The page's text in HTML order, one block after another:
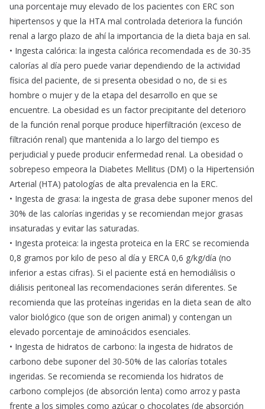
una porcentaje muy elevado de los pacientes con ERC son
hipertensos y que la HTA mal controlada deteriora la función
renal a largo plazo de ahí la importancia de la dieta baja en sal.
• Ingesta calórica: la ingesta calórica recomendada es de 30-35
calorías al día pero puede variar dependiendo de la actividad
física del paciente, de si presenta obesidad o no, de si es
hombre o mujer y de la etapa del desarrollo en que se
encuentre. La obesidad es un factor precipitante del deterioro
de la función renal porque produce hiperfiltración (exceso de
filtración renal) que mantenida a lo largo del tiempo es
perjudicial y puede producir enfermedad renal. La obesidad o
sobrepeso empeora la Diabetes Mellitus (DM) o la Hipertensión
Arterial (HTA) patologías de alta prevalencia en la ERC.
• Ingesta de grasa: la ingesta de grasa debe suponer menos del
30% de las calorías ingeridas y se recomiendan mejor grasas
insaturadas y evitar las saturadas.
• Ingesta proteica: la ingesta proteica en la ERC se recomienda
0,8 gramos por kilo de peso al día y ERCA 0,6 g/kg/día (no
inferior a estas cifras). Si el paciente está en hemodiálisis o
diálisis peritoneal las recomendaciones serán diferentes. Se
recomienda que las proteínas ingeridas en la dieta sean de alto
valor biológico (que son de origen animal) y contengan un
elevado porcentaje de aminoácidos esenciales.
• Ingesta de hidratos de carbono: la ingesta de hidratos de
carbono debe suponer del 30-50% de las calorías totales
ingeridas. Se recomienda se recomienda los hidratos de
carbono complejos (de absorción lenta) como arroz y pasta
frente a los simples como azúcar o chocolates (de absorción